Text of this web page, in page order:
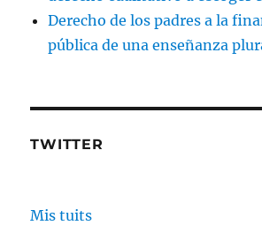
Derecho de los padres a la
pública de una enseñanza
TWITTER
Mis tuits